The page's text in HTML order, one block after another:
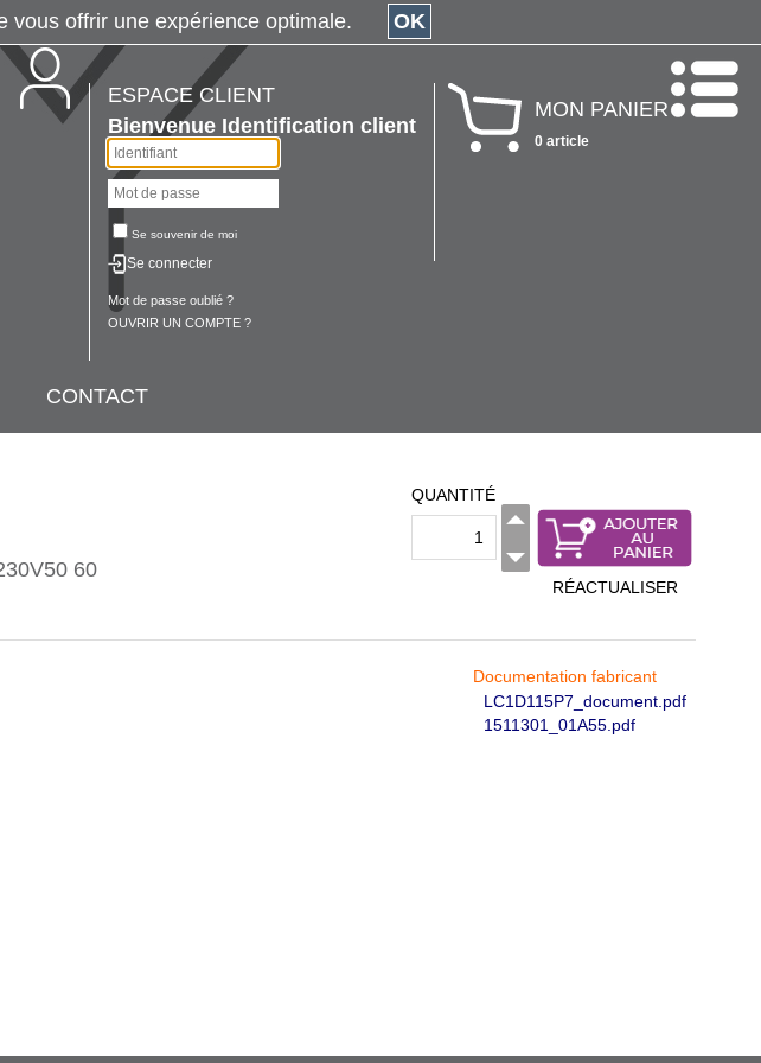
ESPACE CLIENT
Bienvenue Identification client
Se souvenir de moi
Se connecter
Mot de passe oublié ?
OUVRIR UN COMPTE ?
MON PANIER
0 article
CONTACT
60
QUANTITÉ
RÉACTUALISER
Documentation fabricant
LC1D115P7_document.pdf
1511301_01A55.pdf
vous offrir une expérience optimale. OK